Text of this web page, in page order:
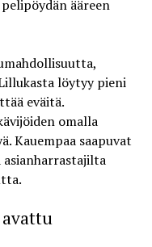
ääreen
löytyy pieni
eväitä.
omalla
Kauempaa saapuvat
asianharrastajilta